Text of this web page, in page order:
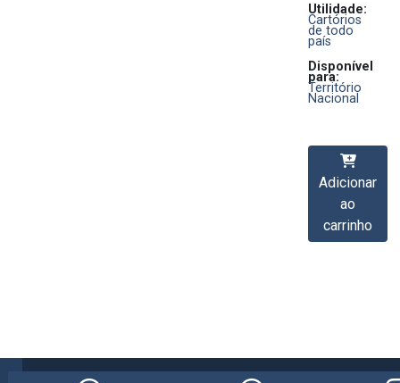
Utilidade:
Cartórios
de todo
país
Disponível
para:
Território
Nacional
Adicionar
ao
carrinho